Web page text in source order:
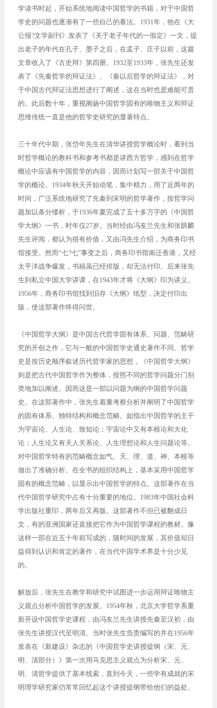
学读书时起，开始系统地阅读中国哲学的书籍，对于中国哲
学史的问题也逐渐有了一些自己的看法。1931年，他在《大
公报?文学副刊》发表了《关于老子年代的一假定》一文，提
出老子的年代在孔子、墨子之后，在孟子、庄子以前，这篇
文章收入了《古史辩》第四册。1932至1933年，张先生还发
表了《先秦哲学的辩证法》、《秦以后哲学的辩证法》，对
于中国古代辩证法思想进行了阐述，这在当时也是难能可贵
的。此后数十年，重视阐扬中国哲学固有的唯物主义和辩证
思维传统一直是他的哲学史研究的显著特点。
三十年代中期，张岱年先生在清华讲授哲学概论时，看到当
时哲学概论的教科书和参考书都是讲西方哲学，感到在哲学
概论中应该有中国哲学的内容，因而计划写一部关于中国哲
学的概论。1934年秋天开始动笔，集中精力，用了近两年的
时间，广泛系统地研究了先秦到宋明的哲学著作，按哲学问
题加以条分缕析，于1936年夏完成了五十多万字的《中国哲
学大纲》一书，时年仅27岁。当时经由冯友兰先生和张荫麟
先生评阅，都认为很有价值，又由冯先生介绍，为商务印书
馆接受。然而“七?七”事变之后，商务印书馆南迁香港，又经
太平洋战争爆发，书稿虽已经排版，却无法付印。后来张先
生到私立中国大学讲课，在1943年才将《大纲》印为讲义。
1956年，商务印书馆找到旧存《大纲》纸型，决定付印出
版，使这部著作终得问世。
《中国哲学大纲》是中国古代哲学固有体系、问题、范畴研
究的开创之作，它与一般的中国哲学史通史著作不同。哲学
史是按历史顺序叙述历代哲学家的思想，《中国哲学大纲》
则是把古代中国哲学作为整体，按照不同的哲学问题分门别
类地加以阐述。因而这是一部以问题为纲的中国哲学问题
史。在这部著作中，张先生着重考察分析并阐明了中国哲学
的固有体系、独特结构和概念范畴。如指出中国哲学的主干
为宇宙论、人生论、致知论；宇宙论中又有本根论和大化
论；人生论又有天人关系论、人生理想论和人生问题论等。
对中国哲学特有的范畴概念如气、天、理、道、神、本根等
做出了准确分析。在全书的组织结构上，基本采用中国哲学
固有的概念范畴，以显示出中国哲学的特点。这部著作在当
代中国哲学研究中占有十分重要的地位。1983年中国社会科
学出版社重印，两年后又再版。这部著作不但已被翻成日
文，有的亚洲国家还直接把它作为中国哲学课程的教材。像
这样一部在近五十年前写成的，随时间的发展，其价值却日
益得到认识和肯定的著作，在当代中国学术界是十分少见
的。
解放后，张先生在教学和研究中试图进一步运用辩证唯物主
义观点分析中国哲学的发展。1954年秋，北京大学哲学系重
新开设中国哲学史课程，由冯友兰先生讲授先秦至汉初，由
张先生讲授汉代至明清。当时张先生负责编写的并在1956年
发表在《新建设》杂志的《中国哲学史讲授提纲（宋、元、
明、清部分）》第一次用马克思主义观点为分析宋、元、
明、清哲学提供了基本线索，直到今天，一些学有成就的宋
明理学研究家仍常常回忆起这个讲授提纲带给他们的益处。